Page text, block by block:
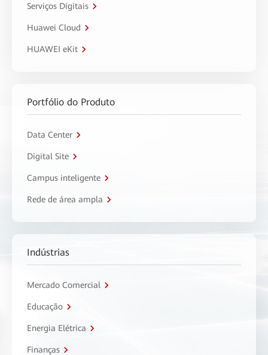
Serviços Digitais
Huawei Cloud
HUAWEI eKit
Portfólio do Produto
Data Center
Digital Site
Campus inteligente
Rede de área ampla
Indústrias
Mercado Comercial
Educação
Energia Elétrica
Finanças